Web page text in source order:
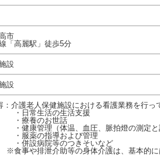
市
「高麗駅」徒歩5分
設
設
：介護老人保健施設における看護業務を行っ
生活の生活支援
のお世話
理（体温、血圧、脈拍燈の測定と
薬の指導および
病院等のつきそいなど
排泄介助等の身体介護は、基本的には